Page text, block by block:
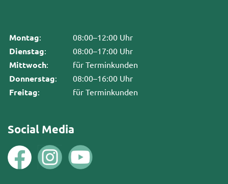
Montag: 08:00–12:00 Uhr
Dienstag: 08:00–17:00 Uhr
Mittwoch: für Terminkunden
Donnerstag: 08:00–16:00 Uhr
Freitag: für Terminkunden
Social Media